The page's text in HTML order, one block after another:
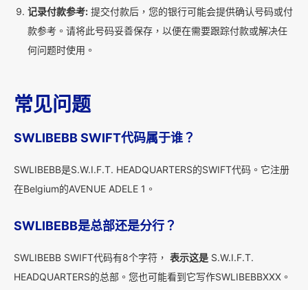
记录付款参考: 提交付款后，您的银行可能会提供确认号码或付
款参考。请将此号码妥善保存，以便在需要跟踪付款或解决任
何问题时使用。
常见问题
SWLIBEBB SWIFT代码属于谁？
SWLIBEBB是S.W.I.F.T. HEADQUARTERS的SWIFT代码。它注册
在Belgium的AVENUE ADELE 1。
SWLIBEBB是总部还是分行？
SWLIBEBB SWIFT代码有8个字符， 表示这是 S.W.I.F.T.
HEADQUARTERS的总部。您也可能看到它写作SWLIBEBBXXX。